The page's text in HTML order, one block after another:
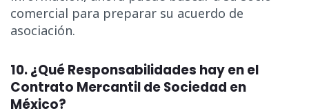
comercial para preparar su acuerdo de
asociación.
10. ¿Qué Responsabilidades hay en el
Contrato Mercantil de Sociedad en
México?